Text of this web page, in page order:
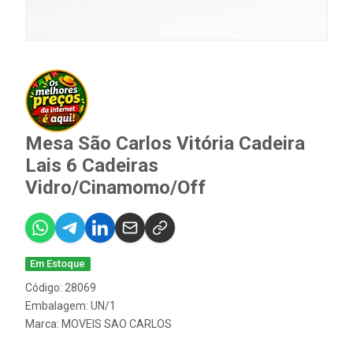
Mesa São Carlos Vitória Cadeira
Lais 6 Cadeiras
Vidro/Cinamomo/Off
Em Estoque
Código: 28069
Embalagem: UN/1
Marca: MOVEIS SAO CARLOS